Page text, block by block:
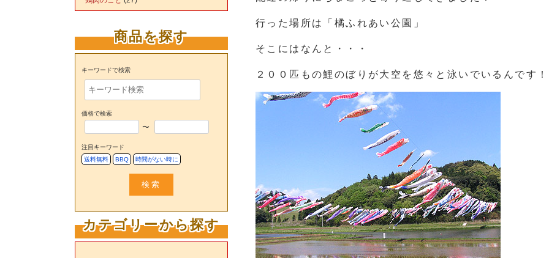
行った場所は「橘ふれあい公園」
そこにはなんと・・・
２００匹もの鯉のぼりが大空を悠々と泳いでいるんです！
商品を探す
キーワードで検索
価格で検索
〜
注目キーワード
送料無料
BBQ 時間がない時に
検索
カテゴリーから探す